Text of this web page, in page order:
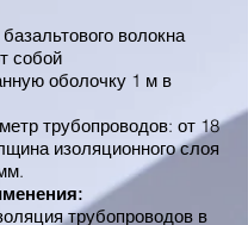
волокна
собой
оболочку 1 м в
трубопроводов: от 18
изоляционного слоя
трубопроводов в